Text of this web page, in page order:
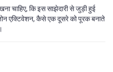
चाहिए, कि इस साझेदारी से जुड़ी हुई
एक्टिवेशन, कैसे एक दूसरे को पूरक बनाते